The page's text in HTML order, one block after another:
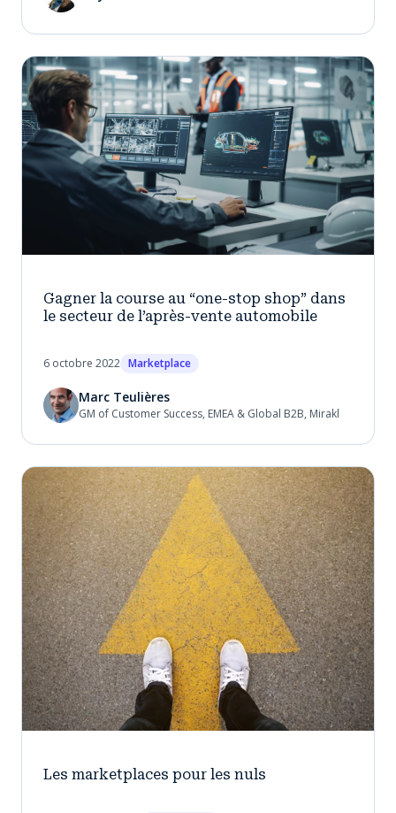
Gagner la course au “one-stop shop” dans
le secteur de l’après-vente automobile
6 octobre 2022 Marketplace
Marc Teulières
GM of Customer Success, EMEA & Global B2B, Mirakl
Les marketplaces pour les nuls